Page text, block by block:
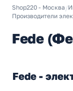
Shop220 - Москва /
Производители
Fede
Fede -